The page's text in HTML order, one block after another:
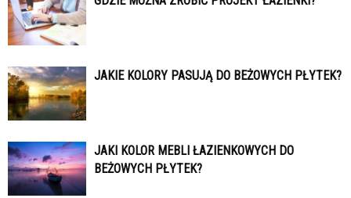
JAKIE KOLORY PASUJĄ DO BEŻOWYCH PŁYTEK?
JAKI KOLOR MEBLI ŁAZIENKOWYCH DO
BEŻOWYCH PŁYTEK?